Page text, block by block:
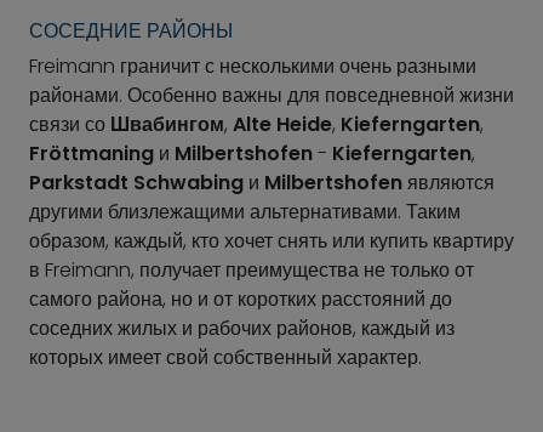
СОСЕДНИЕ РАЙОНЫ
Freimann граничит с несколькими очень разными
районами. Особенно важны для повседневной жизни
связи со Швабингом, Alte Heide, Kieferngarten,
Fröttmaning и Milbertshofen- Kieferngarten,
Parkstadt Schwabing и Milbertshofenявляются
другими близлежащими альтернативами. Таким
образом, каждый, кто хочет снять или купить квартиру
в Freimann, получает преимущества не только от
самого района, но и от коротких расстояний до
соседних жилых и рабочих районов, каждый из
которых имеет свой собственный характер.